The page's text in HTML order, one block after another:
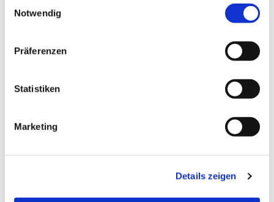
Notwendig
Präferenzen
Statistiken
Marketing
Details zeigen
Tatami-Sondermaß